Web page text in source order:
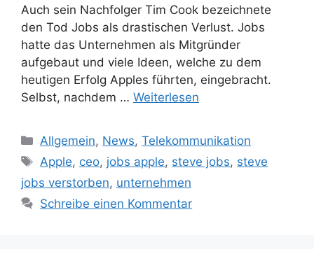
Auch sein Nachfolger Tim Cook bezeichnete
den Tod Jobs als drastischen Verlust. Jobs
hatte das Unternehmen als Mitgründer
aufgebaut und viele Ideen, welche zu dem
heutigen Erfolg Apples führten, eingebracht.
Selbst, nachdem … Weiterlesen
Kategorien
Allgemein, News,Telekommunikation
Schlagwörter
Apple, ceo, jobs apple, steve jobs, steve
jobs verstorben, unternehmen
Schreibe einen Kommentar